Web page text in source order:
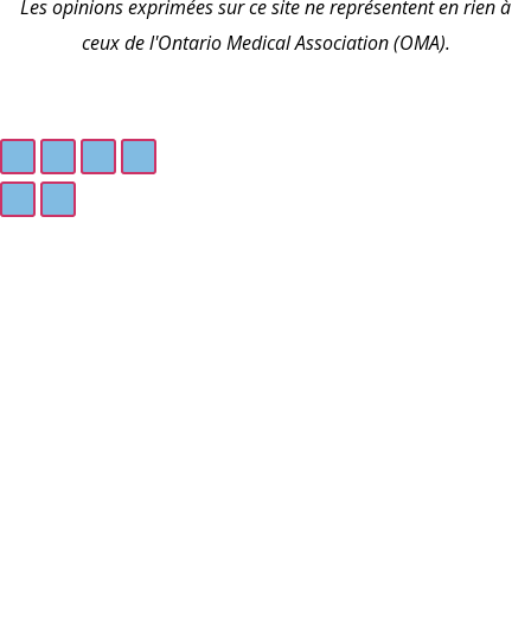
Les opinions exprimées sur ce site ne représentent en rien à
ceux de l'Ontario Medical Association (OMA).